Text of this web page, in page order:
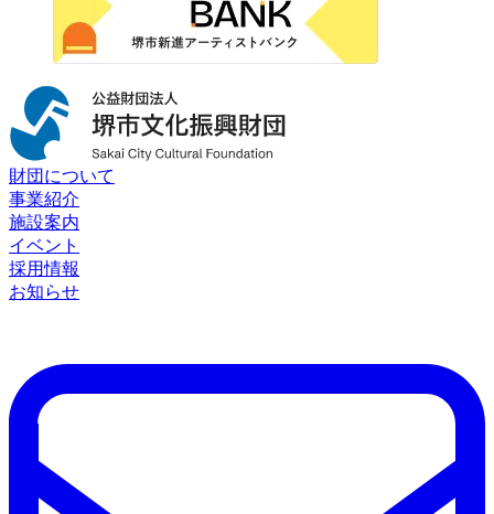
財団について
事業紹介
施設案内
イベント
採用情報
お知らせ